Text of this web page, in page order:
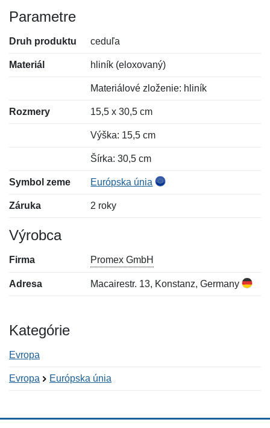
Parametre
Druh produktu ceduľa
Materiál hliník (eloxovaný)
Materiálové zloženie: hliník
Rozmery 15,5 x 30,5 cm
Výška: 15,5 cm
Šírka: 30,5 cm
Symbol zeme Európska únia
Záruka 2 roky
Výrobca
Firma Promex GmbH
Adresa Macairestr. 13, Konstanz, Germany
Kategórie
Evropa
Evropa Európska únia